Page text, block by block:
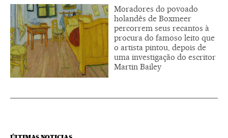
Moradores do povoado
holandês de Boxmeer
percorrem seus recantos à
procura do famoso leito que
o artista pintou, depois de
uma investigação do escritor
Martin Bailey